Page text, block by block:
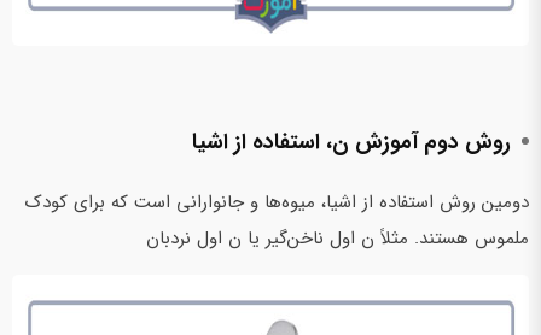
روش دوم آموزش ن، استفاده از اشیا
دومین روش استفاده از اشیا، میوه‌ها و جانوارانی است که برای کودک
ملموس هستند. مثلاً ن اول ناخن‌گیر یا ن اول نردبان